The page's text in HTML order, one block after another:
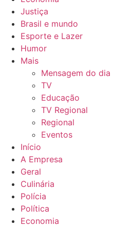
Justiça
Brasil e mundo
Esporte e Lazer
Humor
Mais
Mensagem do dia
TV
Educação
TV Regional
Regional
Eventos
Início
A Empresa
Geral
Culinária
Polícia
Política
Economia